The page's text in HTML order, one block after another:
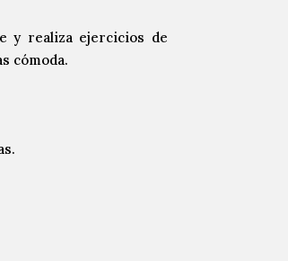
y realiza ejercicios de
cómoda.